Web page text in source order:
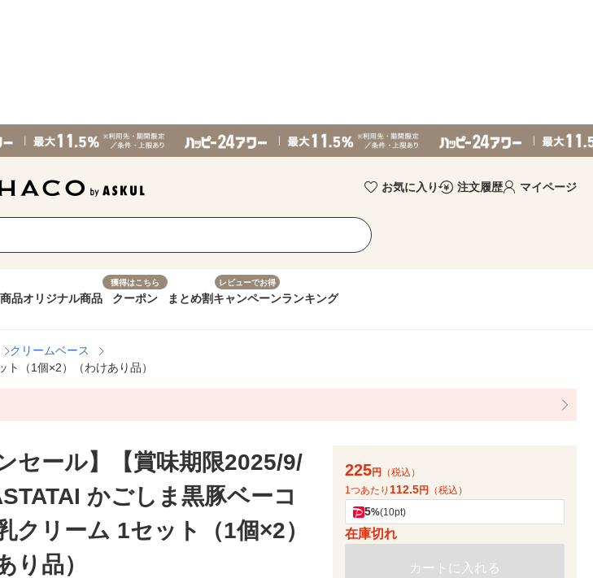
お気に入り 注文履歴 マイページ
品オリジナル商品
獲得はこちら
クーポン まとめ割
レビューでお得
キャンペーンランキング
クリームベース
ト（1個×2）（わけあり品）
セール】【賞味期限2025/9/
かごしま黒豚ベーコ
クリーム 1セット（1個×2）
り品）
225円
（税込）
1つあたり 112.5円 （税込）
5%(10pt)
在庫切れ
カートに入れる